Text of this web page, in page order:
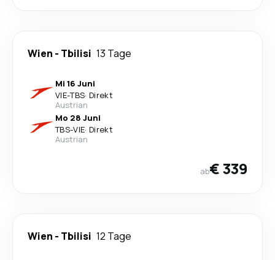
Wien - Tbilisi 13 Tage
Mi 16 Juni
VIE-TBS· Direkt
Austrian
Mo 28 Juni
TBS-VIE· Direkt
Austrian
ab€ 339
Wien - Tbilisi 12 Tage